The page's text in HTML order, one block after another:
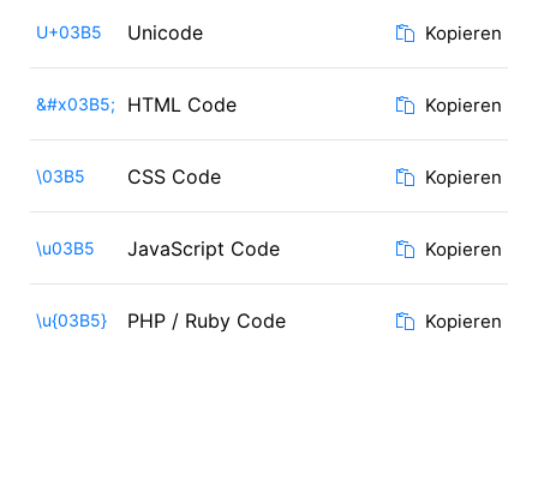
U+03B5 Unicode Kopieren
&#x03B5; HTML Code Kopieren
\03B5 CSS Code Kopieren
\u03B5 JavaScript Code Kopieren
\u{03B5} PHP / Ruby Code Kopieren